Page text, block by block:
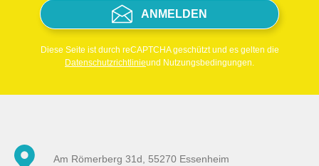
ANMELDEN
Diese Seite ist durch reCAPTCHA geschützt und es gelten die
Datenschutzrichtlinieund Nutzungsbedingungen.
Am Römerberg 31d, 55270 Essenheim